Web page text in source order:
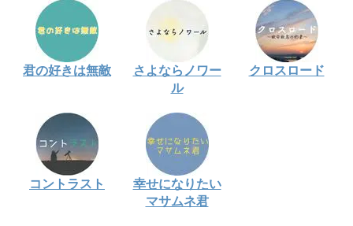
君の好きは無敵
さよならノワー
ル
クロスロード
コントラスト
幸せになりたい
マサムネ君